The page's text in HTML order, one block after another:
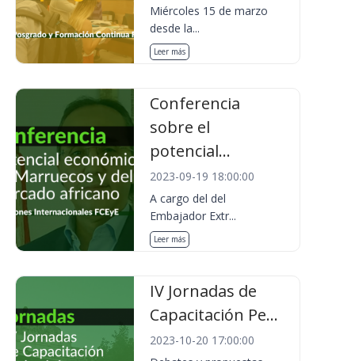
Miércoles 15 de marzo
desde la...
Leer más
Conferencia
sobre el
potencial...
2023-09-19 18:00:00
A cargo del del
Embajador Extr...
Leer más
IV Jornadas de
Capacitación Pe...
2023-10-20 17:00:00